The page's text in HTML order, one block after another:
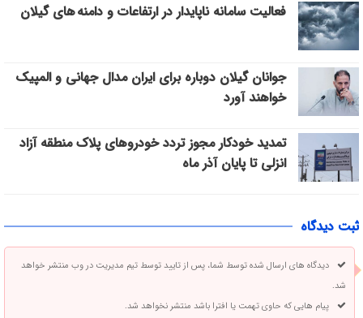
فعالیت سامانه ناپایدار در ارتفاعات و دامنه های گیلان
جوانان گیلان دوباره برای ایران مدال جهانی و المپیک
خواهند آورد
تمدید خودکار مجوز تردد خودروهای پلاک منطقه آزاد
انزلی تا پایان آذر ماه
ثبت دیدگاه
دیدگاه های ارسال شده توسط شما، پس از تایید توسط تیم مدیریت در وب منتشر خواهد
شد.
پیام هایی که حاوی تهمت یا افترا باشد منتشر نخواهد شد.